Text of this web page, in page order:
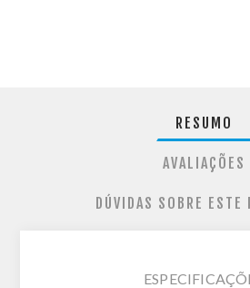
RESUMO
AVALIAÇÕES
DÚVIDAS SOBRE ESTE